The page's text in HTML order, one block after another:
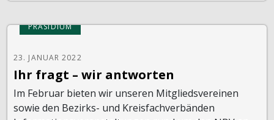
PRÄSIDIUM
23. JANUAR 2022
Ihr fragt – wir antworten
Im Februar bieten wir unseren Mitgliedsvereinen
sowie den Bezirks- und Kreisfachverbänden